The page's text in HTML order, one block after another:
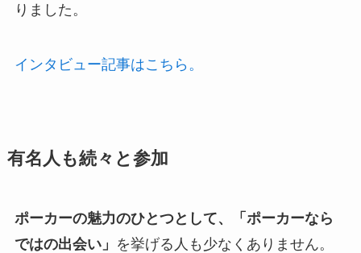
りました。
インタビュー記事はこちら。
有名人も続々と参加
ポーカーの魅力のひとつとして、「ポーカーなら
ではの出会い」 を挙げる人も少なくありません。